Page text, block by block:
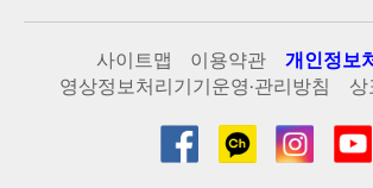
사이트맵 이용약관
개인정보
영상정보처리기기운영·관리방침
상